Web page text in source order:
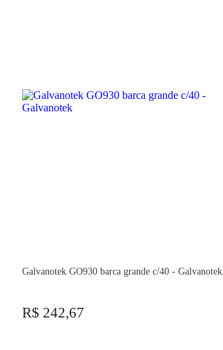
Galvanotek GO930 barca grande c/40 - Galvanotek
R$ 242,67